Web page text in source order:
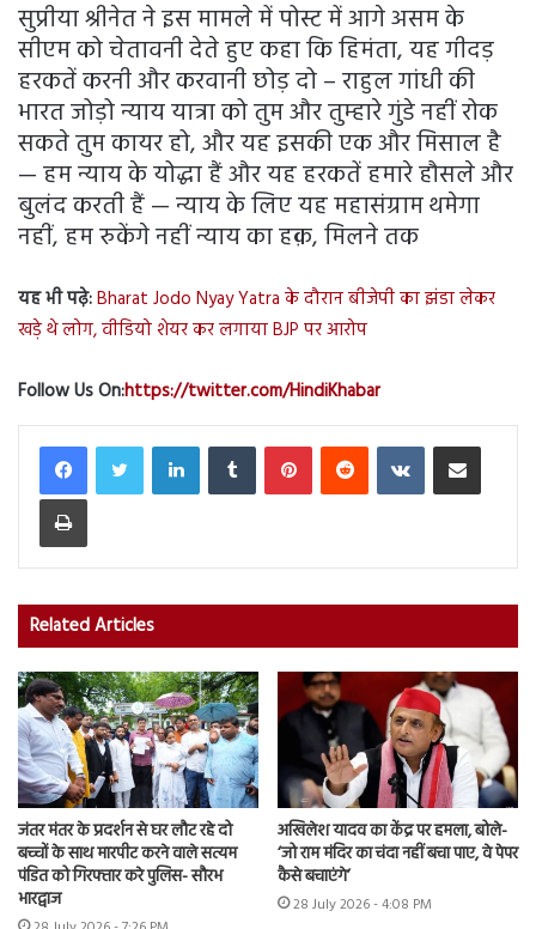
सुप्रीया श्रीनेत ने इस मामले में पोस्ट में आगे असम के
सीएम को चेतावनी देते हुए कहा कि हिमंता, यह गीदड़
हरकतें करनी और करवानी छोड़ दो – राहुल गांधी की
भारत जोड़ो न्याय यात्रा को तुम और तुम्हारे गुंडे नहीं रोक
सकते तुम कायर हो, और यह इसकी एक और मिसाल है
— हम न्याय के योद्धा हैं और यह हरकतें हमारे हौसले और
बुलंद करती हैं — न्याय के लिए यह महासंग्राम थमेगा
नहीं, हम रुकेंगे नहीं न्याय का हक़, मिलने तक
यह भी पढ़े:Bharat Jodo Nyay Yatra के दौरान बीजेपी का झंडा लेकर
खड़े थे लोग, वीडियो शेयर कर लगाया BJP पर आरोप
Follow Us On:https://twitter.com/HindiKhabar
LinkedInTumblr PinterestReddit VKontakteShare via Email
Print
Related Articles
जंतर मंतर के प्रदर्शन से घर लौट रहे दो
बच्चों के साथ मारपीट करने वाले सत्यम
पंडित को गिरफ्तार करे पुलिस- सौरभ
भारद्वाज
अखिलेश यादव का केंद्र पर हमला, बोले-
‘जो राम मंदिर का चंदा नहीं बचा पाए, वे पेपर
कैसे बचाएंगे’
28 July 2026 - 4:08 PM